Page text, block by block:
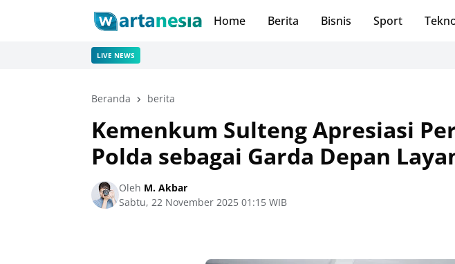
Home Berita Bisnis Sport
LIVE NEWS
Beranda berita
Kemenkum Sulteng Apresiasi
Polda sebagai Garda Depan
Oleh M. Akbar
Sabtu, 22 November 2025 01:15 WIB